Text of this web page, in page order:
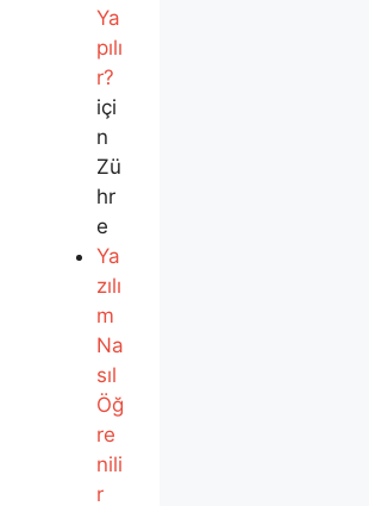
Ya
pılı
r?
içi
n
Zü
hr
e
Ya
zılı
m
Na
sıl
Öğ
re
nili
r